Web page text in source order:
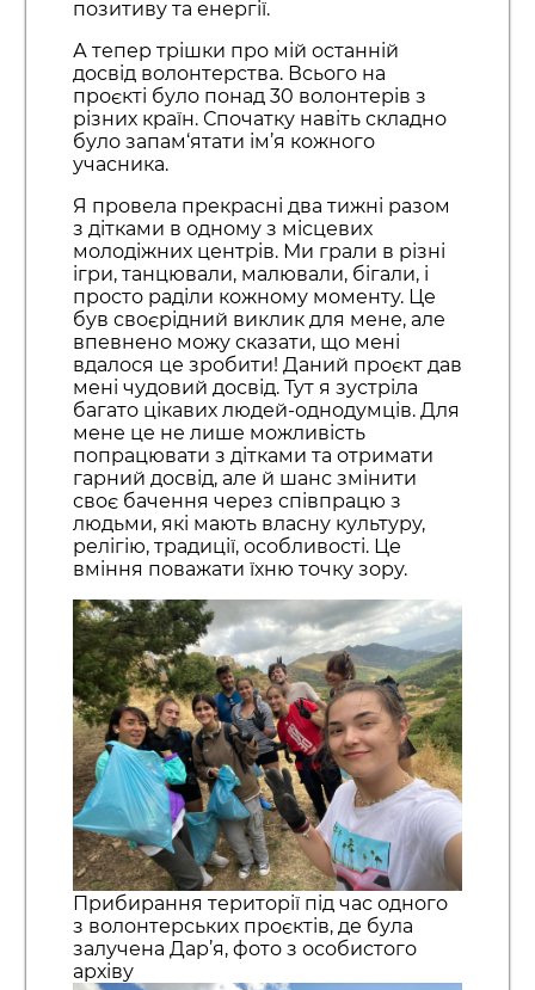
позитиву та енергії.
А тепер трішки про мій останній
досвід волонтерства. Всього на
проєкті було понад 30 волонтерів з
різних країн. Спочатку навіть складно
було запам‘ятати ім’я кожного
учасника.
Я провела прекрасні два тижні разом
з дітками в одному з місцевих
молодіжних центрів. Ми грали в різні
ігри, танцювали, малювали, бігали, і
просто раділи кожному моменту. Це
був своєрідний виклик для мене, але
впевнено можу сказати, що мені
вдалося це зробити! Даний проєкт дав
мені чудовий досвід. Тут я зустріла
багато цікавих людей-однодумців. Для
мене це не лише можливість
попрацювати з дітками та отримати
гарний досвід, але й шанс змінити
своє бачення через співпрацю з
людьми, які мають власну культуру,
релігію, традиції, особливості. Це
вміння поважати їхню точку зору.
Прибирання території під час одного
з волонтерських проєктів, де була
залучена Дар’я, фото з особистого
архіву